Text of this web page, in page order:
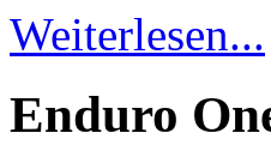
Weiterlesen...
Enduro